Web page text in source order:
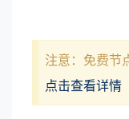
注意：免费节
点击查看详情